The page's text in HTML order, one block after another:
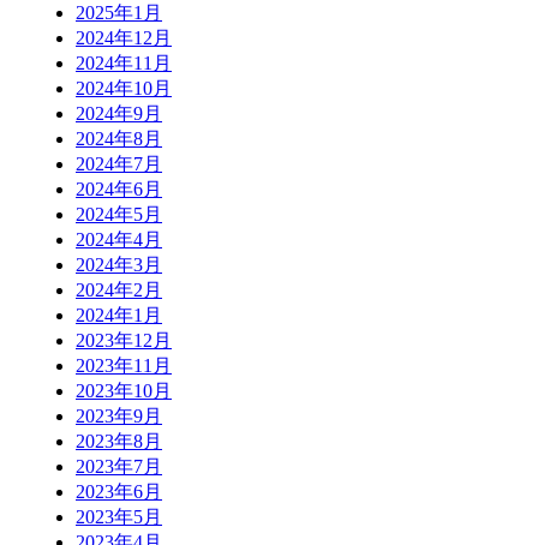
2025年1月
2024年12月
2024年11月
2024年10月
2024年9月
2024年8月
2024年7月
2024年6月
2024年5月
2024年4月
2024年3月
2024年2月
2024年1月
2023年12月
2023年11月
2023年10月
2023年9月
2023年8月
2023年7月
2023年6月
2023年5月